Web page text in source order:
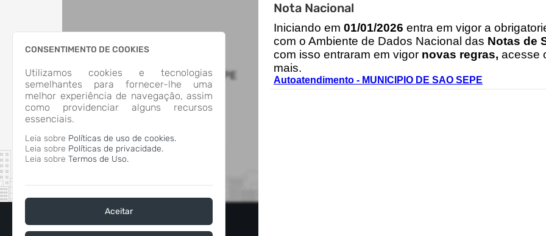
CONSENTIMENTO DE COOKIES
Utilizamos cookies e tecnologias
semelhantes para fornecer-lhe uma
melhor experiência de navegação, assim
como providenciar alguns recursos
essenciais.
Leia sobre Políticas de uso de cookies.
Leia sobre Políticas de privacidade.
Leia sobre Termos de Uso.
Aceitar
Nota Nacional
Iniciando em 01/01/2026 entra em vigor a
com o Ambiente de Dados Nacional das Notas de
com isso entraram em vigor novas regras, acesse
mais.
Autoatendimento - MUNICIPIO DE SAO SEPE
MUNICIPIO DE SAO SEPE
Acesso à Informação
Cidadão
Transparência
CONTATOS
08000900129